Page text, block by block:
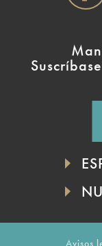
Avisos